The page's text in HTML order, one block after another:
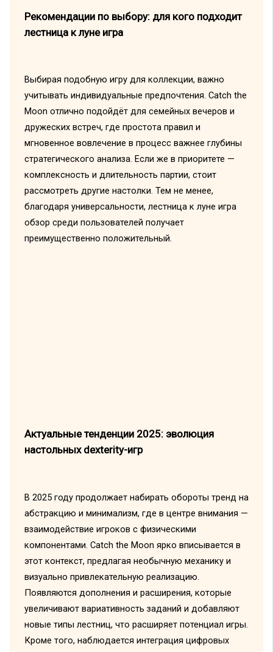
Рекомендации по выбору: для кого подходит
лестница к луне игра
Выбирая подобную игру для коллекции, важно
учитывать индивидуальные предпочтения. Catch the
Moon отлично подойдёт для семейных вечеров и
дружеских встреч, где простота правил и
мгновенное вовлечение в процесс важнее глубины
стратегического анализа. Если же в приоритете —
комплексность и длительность партии, стоит
рассмотреть другие настолки. Тем не менее,
благодаря универсальности, лестница к луне игра
обзор среди пользователей получает
преимущественно положительный.
Актуальные тенденции 2025: эволюция
настольных dexterity-игр
В 2025 году продолжает набирать обороты тренд на
абстракцию и минимализм, где в центре внимания —
взаимодействие игроков с физическими
компонентами. Catch the Moon ярко вписывается в
этот контекст, предлагая необычную механику и
визуально привлекательную реализацию.
Появляются дополнения и расширения, которые
увеличивают вариативность заданий и добавляют
новые типы лестниц, что расширяет потенциал игры.
Кроме того, наблюдается интеграция цифровых